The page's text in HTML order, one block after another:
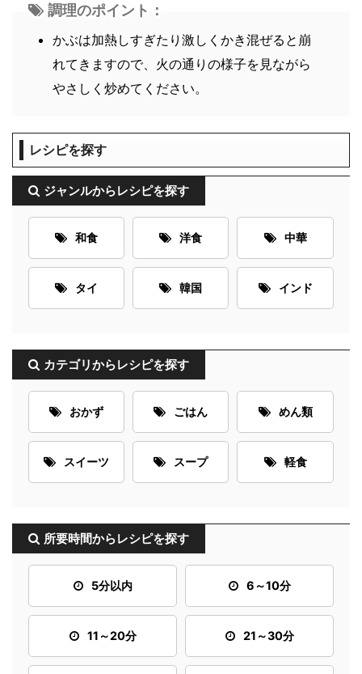
調理のポイント：
かぶは加熱しすぎたり激しくかき混ぜると崩
れてきますので、火の通りの様子を見ながら
やさしく炒めてください。
レシピを探す
ジャンルからレシピを探す
和食 洋食 中華
タイ 韓国 インド
カテゴリからレシピを探す
おかず ごはん めん類
スイーツ スープ 軽食
所要時間からレシピを探す
5分以内 6～10分
11～20分 21～30分